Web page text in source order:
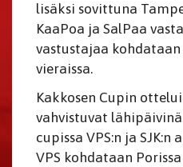
lisäksi sovittuna
KaaPoa ja SalPaa
vastustajaa
vieraissa.
Kakkosen Cupin
vahvistuvat
cupissa VPS:n ja
VPS kohdataan